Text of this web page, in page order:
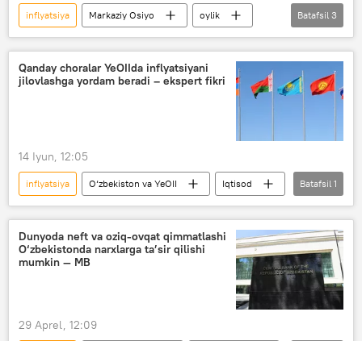
inflyatsiya Markaziy Osiyo
oylik
maosh
narx-navo kredit
Batafsil 3
Qanday choralar YeOIIda inflyatsiyani
jilovlashga yordam beradi – ekspert fikri
14 Iyun, 12:05
inflyatsiya O‘zbekiston va YeOII
Iqtisod
YeOII
Batafsil 1
Dunyoda neft va oziq-ovqat qimmatlashi
O‘zbekistonda narxlarga ta’sir qilishi
mumkin — MB
29 Aprel, 12:09